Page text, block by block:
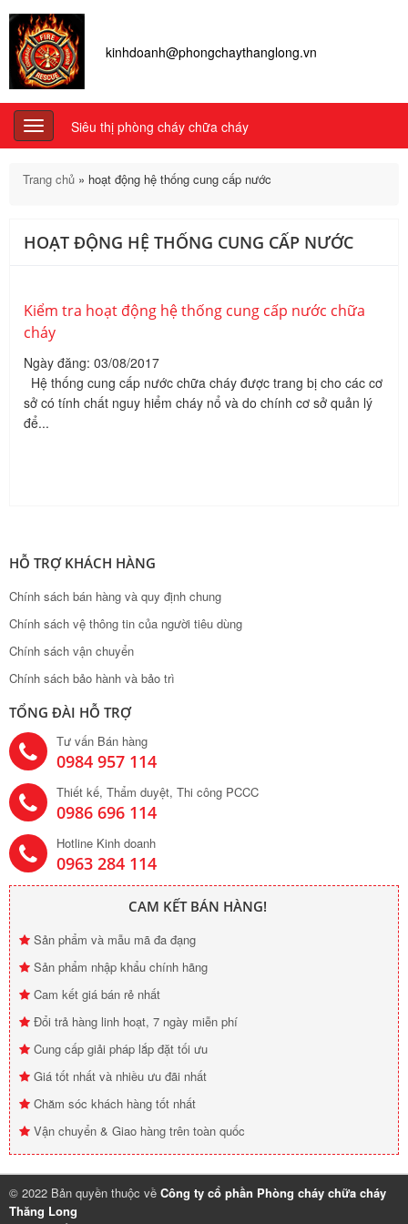
kinhdoanh@phongchaythanglong.vn
Toggle
navigation
Siêu thị phòng cháy chữa cháy
Trang chủ » hoạt động hệ thống cung cấp nước
HOẠT ĐỘNG HỆ THỐNG CUNG CẤP NƯỚC
Kiểm tra hoạt động hệ thống cung cấp nước chữa
cháy
Ngày đăng: 03/08/2017
Hệ thống cung cấp nước chữa cháy được trang bị cho các cơ
sở có tính chất nguy hiểm cháy nổ và do chính cơ sở quản lý
để...
HỖ TRỢ KHÁCH HÀNG
Chính sách bán hàng và quy định chung
Chính sách vệ thông tin của người tiêu dùng
Chính sách vận chuyển
Chính sách bảo hành và bảo trì
TỔNG ĐÀI HỖ TRỢ
Tư vấn Bán hàng
0984 957 114
Thiết kế, Thẩm duyệt, Thi công PCCC
0986 696 114
Hotline Kinh doanh
0963 284 114
CAM KẾT BÁN HÀNG!
Sản phẩm và mẫu mã đa đạng
Sản phẩm nhập khẩu chính hãng
Cam kết giá bán rẻ nhất
Đổi trả hàng linh hoạt, 7 ngày miễn phí
Cung cấp giải pháp lắp đặt tối ưu
Giá tốt nhất và nhiều ưu đãi nhất
Chăm sóc khách hàng tốt nhất
Vận chuyển & Giao hàng trên toàn quốc
© 2022 Bản quyền thuộc về Công ty cổ phần Phòng cháy chữa cháy
Thăng Long